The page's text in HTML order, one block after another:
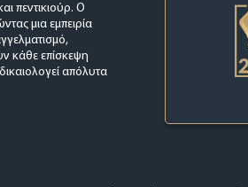
πεντικιούρ. Ο
μια εμπειρία
κάθε επίσκεψη
απόλυτα